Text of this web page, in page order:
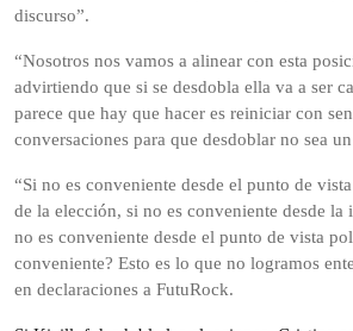
discurso”.
“Nosotros nos vamos a alinear con esta
advirtiendo que si se desdobla ella va a ser
parece que hay que hacer es reiniciar con
conversaciones para que desdoblar no sea
“Si no es conveniente desde el punto de
de la elección, si no es conveniente desde la
no es conveniente desde el punto de vista
conveniente? Esto es lo que no logramos
en declaraciones a FutuRock.